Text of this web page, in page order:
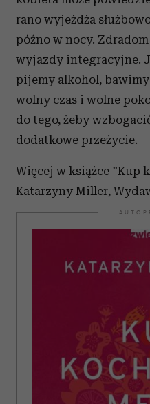
rano wyjeżdża
późno w nocy.
wyjazdy integracyjne.
pijemy alkohol,
wolny czas i wolne
do tego, żeby
dodatkowe przeżycie.
Więcej w książce "Kup
Katarzyny Miller,